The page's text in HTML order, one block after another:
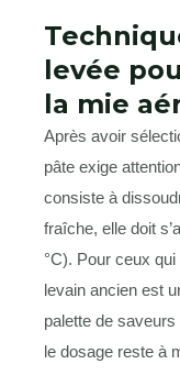
levée
la mie
Après avoir
pâte exige
consiste à
fraîche, elle doit
°C). Pour ceux
levain ancien est
palette de saveurs
le dosage reste à